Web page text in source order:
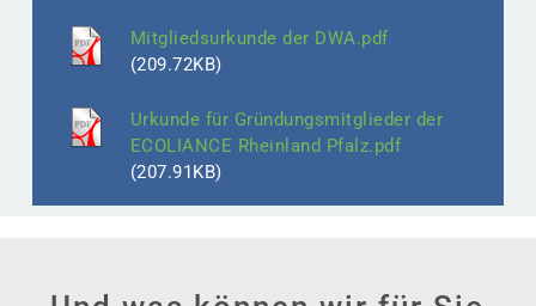
Mitgliedsurkunde der DWA.pdf
(209.72KB)
Urkunde für Gründungsmitglieder der
ECOLIANCE Rheinland Pfalz.pdf
(207.91KB)